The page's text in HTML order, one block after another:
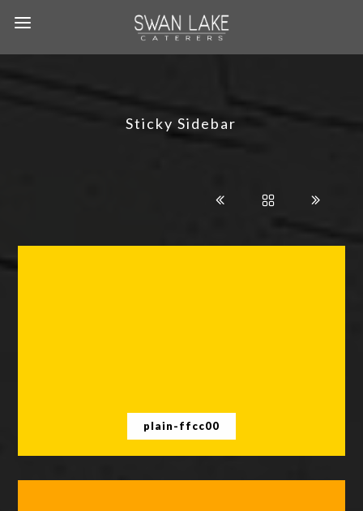
Sticky Sidebar
plain-ffcc00